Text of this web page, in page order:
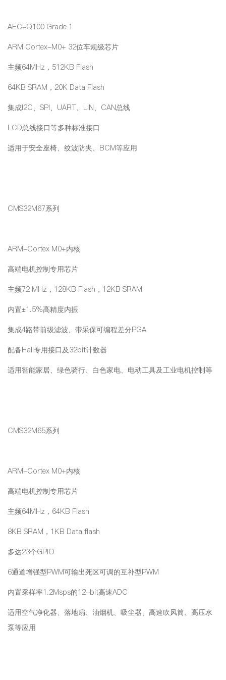
AEC-Q100 Grade 1
ARM Cortex-M0+ 32位车规级芯片
主频64MHz，512KB Flash
64KB SRAM，20K Data Flash
集成I2C、SPI、UART、LIN、CAN总线
LCD总线接口等多种标准接口
适用于安全座椅、纹波防夹、BCM等应用
CMS32M67系列
ARM-Cortex M0+内核
高端电机控制专用芯片
主频72 MHz，128KB Flash，12KB SRAM
内置±1.5%高精度内振
集成4路带前级滤波、带采保可编程差分PGA
配备Hall专用接口及32bit计数器
适用智能家居、绿色骑行、白色家电、电动工具及工业电机控制等
CMS32M65系列
ARM-Cortex M0+内核
高端电机控制专用芯片
主频64MHz，64KB Flash
8KB SRAM，1KB Data flash
多达23个GPIO
6通道增强型PWM可输出死区可调的互补型PWM
内置采样率1.2Msps的12-bit高速ADC
适用空气净化器、落地扇、油烟机、吸尘器、高速吹风筒、高压水
泵等应用